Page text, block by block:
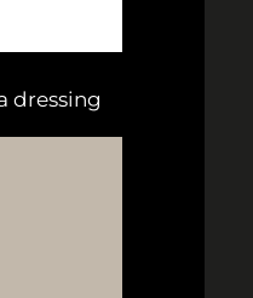
dressing